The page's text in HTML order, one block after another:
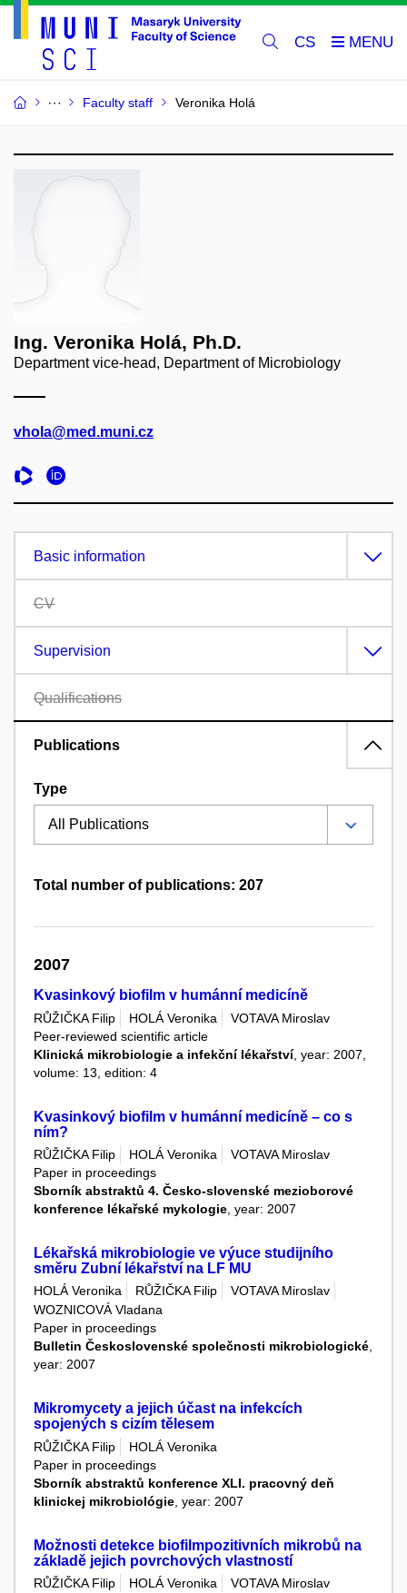
CS
Faculty staff Veronika Holá
Ing. Veronika Holá, Ph.D.
Department vice-head, Department of Microbiology
vhola@med.muni.cz
Basic information
CV
Supervision
Qualifications
Publications
Type
Total number of publications: 207
2007
Kvasinkový biofilm v humánní medicíně
RŮŽIČKA Filip HOLÁ Veronika
VOTAVA Miroslav
Peer-reviewed scientific article
Klinická mikrobiologie a infekční lékařství, year: 2007,
volume: 13, edition: 4
Kvasinkový biofilm v humánní medicíně – co s
ním?
RŮŽIČKA Filip HOLÁ Veronika
VOTAVA Miroslav
Paper in proceedings
Sborník abstraktů 4. Česko-slovenské mezioborové
konference lékařské mykologie , year: 2007
Lékařská mikrobiologie ve výuce studijního
směru Zubní lékařství na LF MU
HOLÁ Veronika RŮŽIČKA Filip
VOTAVA Miroslav
WOZNICOVÁ Vladana
Paper in proceedings
Bulletin Československé společnosti mikrobiologické,
year: 2007
Mikromycety a jejich účast na infekcích
spojených s cizím tělesem
RŮŽIČKA Filip
HOLÁ Veronika
Paper in proceedings
Sborník abstraktů konference XLI. pracovný deň
klinickej mikrobiológie , year: 2007
Možnosti detekce biofilmpozitivních mikrobů na
základě jejich povrchových vlastností
RŮŽIČKA Filip HOLÁ Veronika
VOTAVA Miroslav